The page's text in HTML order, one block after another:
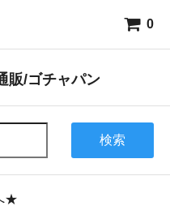
0
販/ゴチャパン
検索
★